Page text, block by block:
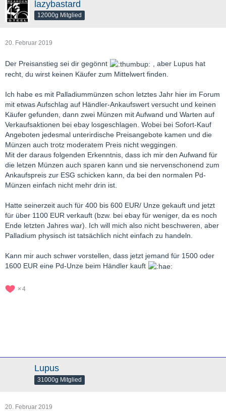
lazybastard
12000g Mitglied
20. Februar 2019
Der Preisanstieg sei dir gegönnt
, aber Lupus hat
recht, du wirst keinen Käufer zum Mittelwert finden.
Ich habe es mit Palladiummünzen schon letztes Jahr hier im Forum
mit etwas Aufschlag auf Händler-Ankaufswert versucht und keinen
Käufer gefunden, dann zwei Münzen mit Aufwand und Warten auf
Verkaufsaktionen bei ebay losgeschlagen. Wobei bei Sofort-Kauf
Angeboten jedesmal unterirdische Preisangebote kamen und die
Münzen auch trotz moderatem Preis nicht weggingen.
Mit der daraus folgenden Erkenntnis, dass ich mir den Aufwand für
die letzen Münzen auch sparen kann und sie nervenschonend zum
Ankaufspreis zur ESG schicken kann, da bei den normalen Pd-
Münzen einfach nicht mehr drin ist.
Hatte seinerzeit auch für 400 bis 600 EUR/ Unze gekauft und jetzt
für über 1100 EUR verkauft (bzw. bei ebay für weniger, da es noch
Ende letzten Jahres war). Ich will mich also nicht beschweren, aber
Palladium physisch ist tatsächlich nicht einfach zu handeln.
Kann mir auch schwer vorstellen, dass jetzt jemand für 1500 oder
1600 EUR eine Pd-Unze beim Händler kauft
4
Lupus
31000g Mitglied
20. Februar 2019